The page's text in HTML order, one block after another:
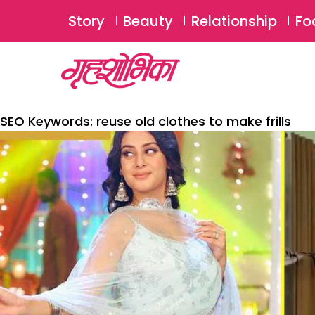
Story Beauty Relationship
SEO Keywords: reuse old clothes to make frills